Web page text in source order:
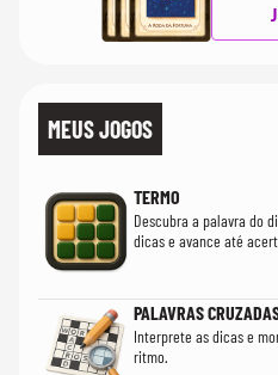
MEUS JOGOS
TERMO
Descubra a palavra do
dicas e avance até
PALAVRAS
Interprete as dicas e
ritmo.